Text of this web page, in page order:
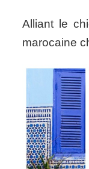
Alliant le
marocaine